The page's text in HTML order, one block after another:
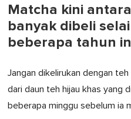
Matcha kini
banyak dibeli
beberapa tahun
Jangan dikelirukan dengan
dari daun teh hijau khas yang
beberapa minggu sebelum ia